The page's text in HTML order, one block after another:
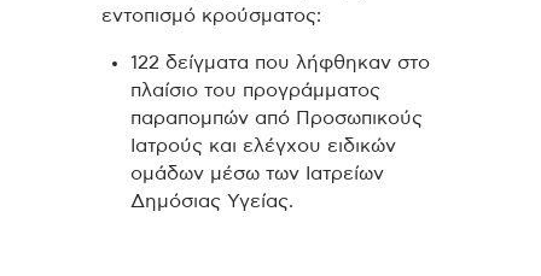
εντοπισμό κρούσματος:
122 δείγματα που λήφθηκαν στο
πλαίσιο του προγράμματος
παραπομπών από Προσωπικούς
Ιατρούς και ελέγχου ειδικών
ομάδων μέσω των Ιατρείων
Δημόσιας Υγείας.